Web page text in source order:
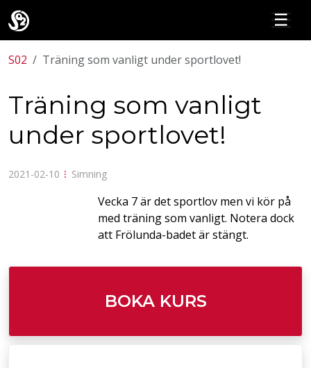
☰
S02 Träning som vanligt under sportlovet!
Träning som vanligt
under sportlovet!
2021-02-10 ⁝ Simning
Vecka 7 är det sportlov men vi kör på
med träning som vanligt. Notera dock
att Frölunda-badet är stängt.
BOKA KURS